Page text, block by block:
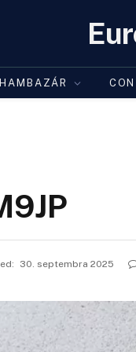
HAMBAZÁR
30. septembra 2025